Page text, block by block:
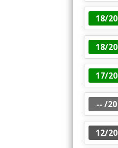
18/20
18/20
17/20
-- /20
12/20